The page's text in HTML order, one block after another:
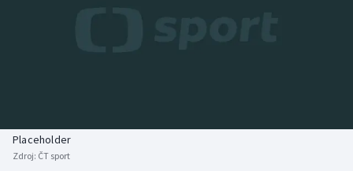
Biatlon
Aplikace ČT sport
Placeholder
Zdroj: ČT sport